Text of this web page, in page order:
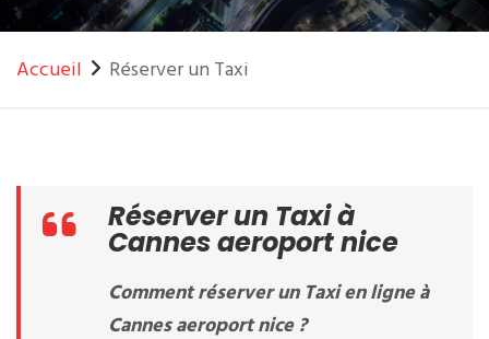
Accueil Réserver un Taxi
Réserver un Taxi à
Cannes aeroport nice
Comment réserver un Taxi en ligne à
Cannes aeroport nice ?